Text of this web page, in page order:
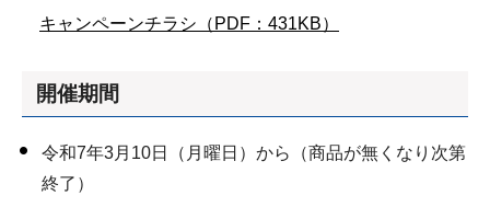
キャンペーンチラシ（PDF：431KB）
開催期間
令和7年3月10日（月曜日）から（商品が無くなり次第
終了）